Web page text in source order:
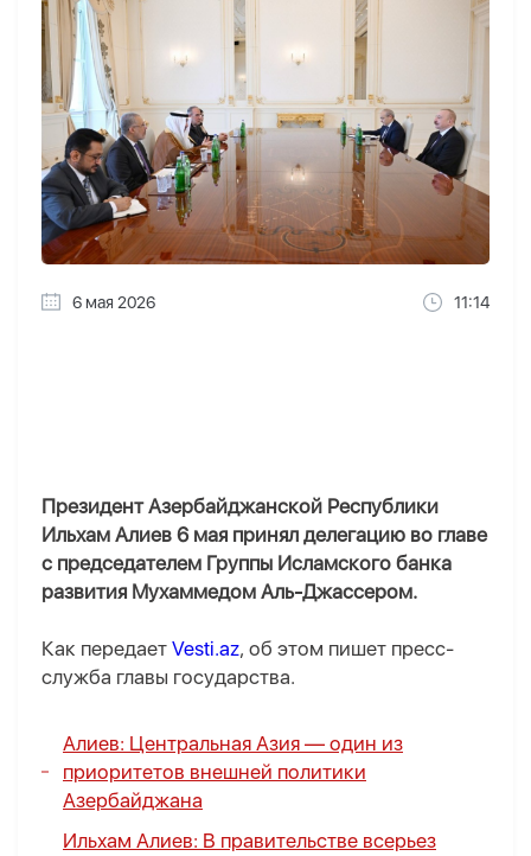
6 мая 2026 11:14
Президент Азербайджанской Республики
Ильхам Алиев 6 мая принял делегацию во главе
с председателем Группы Исламского банка
развития Мухаммедом Аль-Джассером.
Как передает Vesti.az, об этом пишет пресс-
служба главы государства.
Алиев: Центральная Азия — один из
приоритетов внешней политики
Азербайджана
Ильхам Алиев: В правительстве всерьез